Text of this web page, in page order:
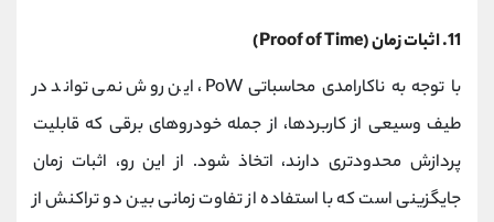
11. اثبات زمان (Proof of Time)
با توجه به ناکارامدی محاسباتی PoW، این روش نمی تواند در
طیف وسیعی از کاربردها، از جمله خودروهای برقی که قابلیت
پردازش محدودتری دارند، اتخاذ شود. از این رو، اثبات زمان
جایگزینی است که با استفاده از تفاوت زمانی بین دو تراکنش از